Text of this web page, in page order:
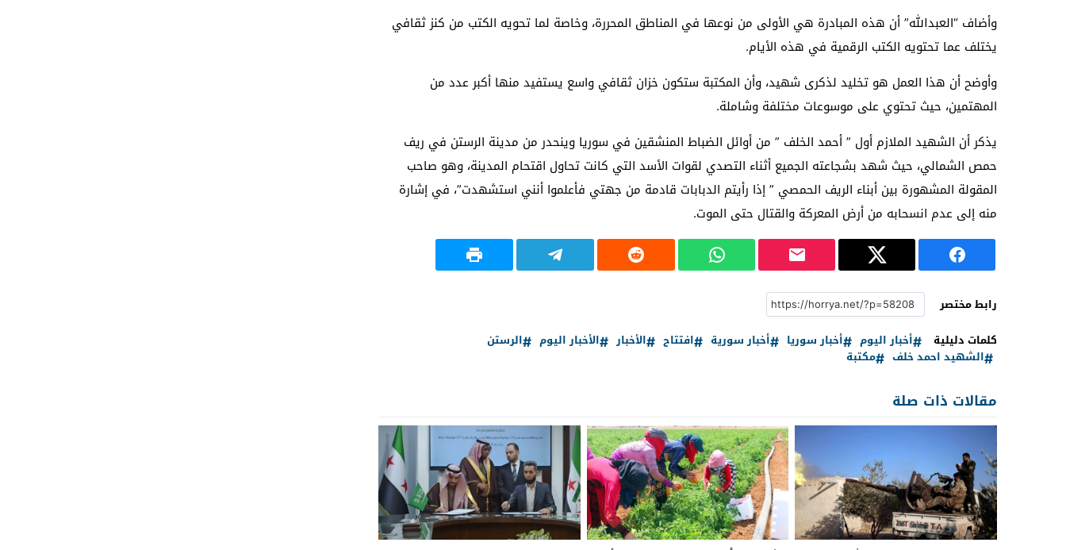
وأضاف “العبدالله” أن هذه المبادرة هي الأولى من نوعها في المناطق المحررة، وخاصة لما تحويه الكتب من كنز ثقافي
يختلف عما تحتويه الكتب الرقمية في هذه الأيام.
وأوضح أن هذا العمل هو تخليد لذكرى شهيد، وأن المكتبة ستكون خزان ثقافي واسع يستفيد منها أكبر عدد من
المهتمين، حيث تحتوي على موسوعات مختلفة وشاملة.
يذكر أن الشهيد الملازم أول ” أحمد الخلف ” من أوائل الضباط المنشقين في سوريا وينحدر من مدينة الرستن في ريف
حمص الشمالي، حيث شهد بشجاعته الجميع أثناء التصدي لقوات الأسد التي كانت تحاول اقتحام المدينة، وهو صاحب
المقولة المشهورة بين أبناء الريف الحمصي ” إذا رأيتم الدبابات قادمة من جهتي فأعلموا أنني استشهدت”، في إشارة
منه إلى عدم انسحابه من أرض المعركة والقتال حتى الموت.
رابط مختصر
كلمات دليلية
أخبار اليوم أخبار سوريا أخبار سورية افتتاح الأخبار الأخبار اليوم
الرستن
الشهيد احمد خلف
مكتبة
مقالات ذات صلة